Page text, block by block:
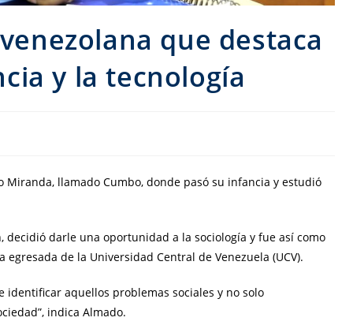
que destaca
y la tecnología
llamado Cumbo, donde pasó su infancia y estudió
darle una oportunidad a la sociología y fue así como
de la Universidad Central de Venezuela (UCV).
aquellos problemas sociales y no solo
indica Almado.